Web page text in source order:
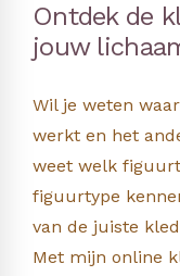
Ontdek de
jouw
Wil je weten
werkt en het
weet welk
figuurtype
van de juiste
Met mijn online